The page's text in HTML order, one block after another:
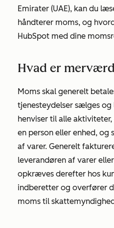
Emirater (UAE), kan du
håndterer moms, og
HubSpot med dine
Hvad er
Moms skal generelt
tjenesteydelser sælges og
henviser til alle
en person eller enhed, og
af varer. Generelt
leverandøren af varer
opkræves derefter hos
indberetter og overfører
moms til